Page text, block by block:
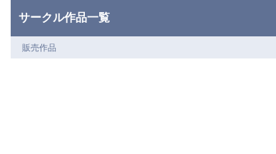
サークル作品一覧
販売作品